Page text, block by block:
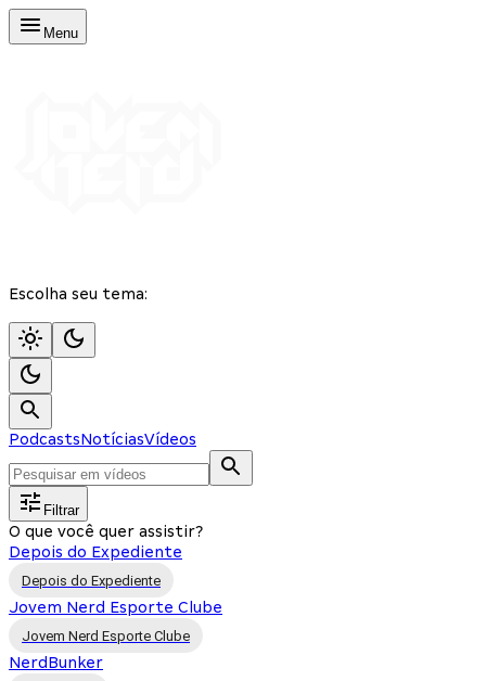
Menu
Escolha seu tema:
PodcastsNotíciasVídeos
Filtrar
O que você quer assistir?
Depois do Expediente
Depois do Expediente
Jovem Nerd Esporte Clube
Jovem Nerd Esporte Clube
NerdBunker